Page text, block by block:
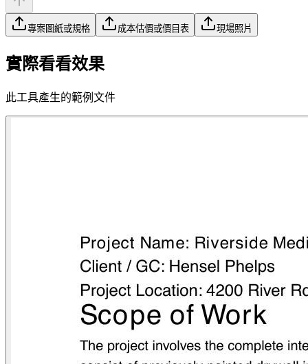
專案圖紙或規格 成本估價或價目表 現場照片
實際看看效果
此工具產生的範例文件